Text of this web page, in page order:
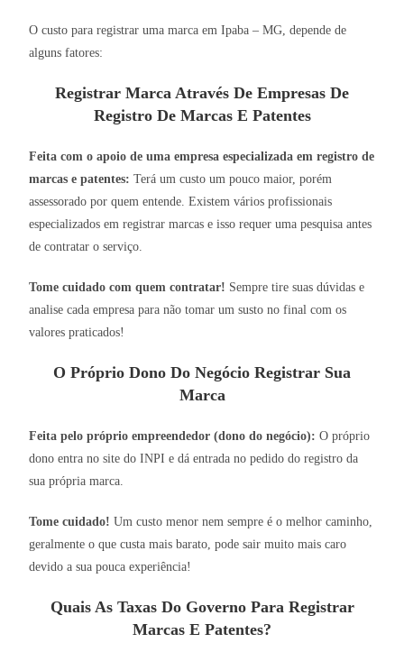
O custo para registrar uma marca em Ipaba – MG, depende de
alguns fatores:
Registrar Marca Através De Empresas De
Registro De Marcas E Patentes
Feita com o apoio de uma empresa especializada em registro de
marcas e patentes: Terá um custo um pouco maior, porém
assessorado por quem entende. Existem vários profissionais
especializados em registrar marcas e isso requer uma pesquisa antes
de contratar o serviço.
Tome cuidado com quem contratar! Sempre tire suas dúvidas e
analise cada empresa para não tomar um susto no final com os
valores praticados!
O Próprio Dono Do Negócio Registrar Sua
Marca
Feita pelo próprio empreendedor (dono do negócio): O próprio
dono entra no site do INPI e dá entrada no pedido do registro da
sua própria marca.
Tome cuidado! Um custo menor nem sempre é o melhor caminho,
geralmente o que custa mais barato, pode sair muito mais caro
devido a sua pouca experiência!
Quais As Taxas Do Governo Para Registrar
Marcas E Patentes?